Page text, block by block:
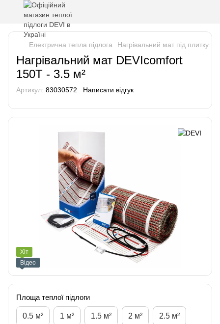
Електрична тепла підлога Нагрівальний мат під плитку
Нагрівальний мат DEVIcomfort
150T - 3.5 м²
Артикул: 83030572 Написати відгук
Хіт
Відео
Площа теплої підлоги
0.5 м² 1 м² 1.5 м² 2 м² 2.5 м²